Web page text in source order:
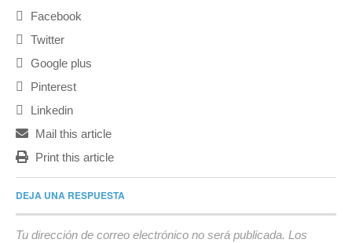
Facebook
Twitter
Google plus
Pinterest
Linkedin
Mail this article
Print this article
DEJA UNA RESPUESTA
Tu dirección de correo electrónico no será publicada. Los